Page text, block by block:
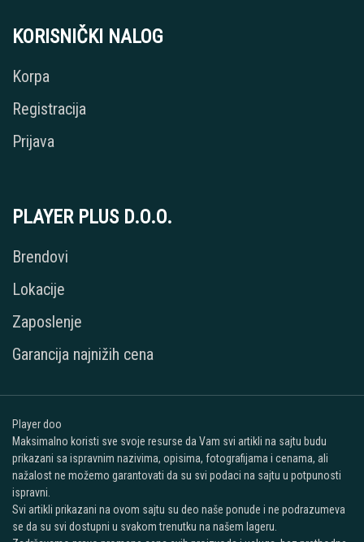
KORISNIČKI NALOG
Korpa
Registracija
Prijava
PLAYER PLUS D.O.O.
Brendovi
Lokacije
Zaposlenje
Garancija najnižih cena
Player doo
Maksimalno koristi sve svoje resurse da Vam svi artikli na sajtu budu
prikazani sa ispravnim nazivima, opisima, fotografijama i cenama, ali
nažalost ne možemo garantovati da su svi podaci na sajtu u potpunosti
ispravni.
Svi artikli prikazani na ovom sajtu su deo naše ponude i ne podrazumeva
se da su svi dostupni u svakom trenutku na našem lageru.